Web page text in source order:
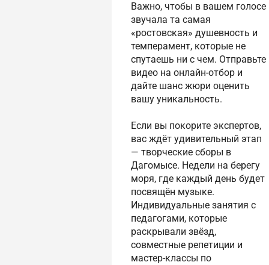
Важно, чтобы в вашем голосе
звучала та самая
«ростовская» душевность и
темперамент, которые не
спутаешь ни с чем. Отправьте
видео на онлайн-отбор и
дайте шанс жюри оценить
вашу уникальность.
Если вы покорите экспертов,
вас ждёт удивительный этап
— творческие сборы в
Дагомысе. Недели на берегу
моря, где каждый день будет
посвящён музыке.
Индивидуальные занятия с
педагогами, которые
раскрывали звёзд,
совместные репетиции и
мастер-классы по